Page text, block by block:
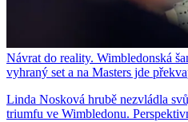
Návrat do reality. Wimbledonská
vyhraný set a na Masters jde
Linda Nosková hrubě nezvládla
triumfu ve Wimbledonu.